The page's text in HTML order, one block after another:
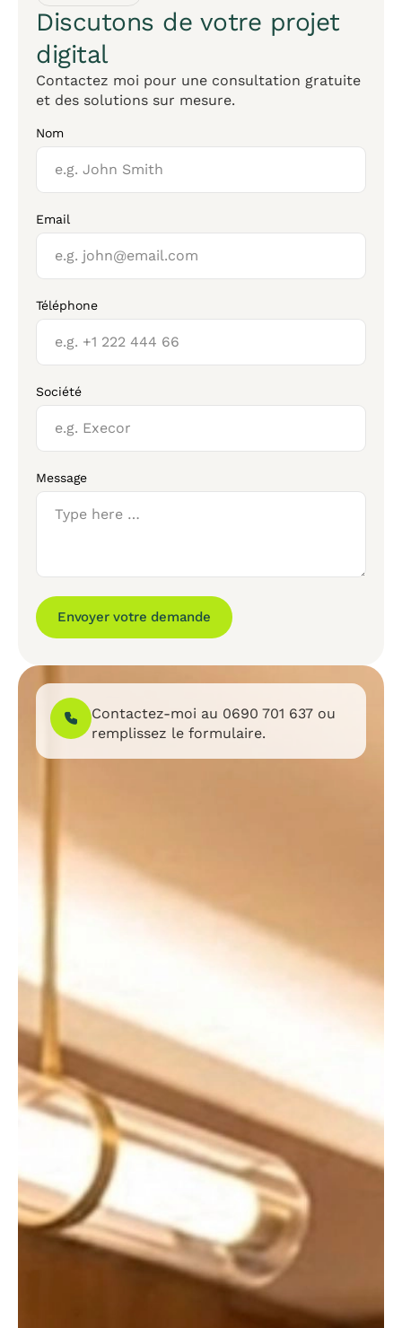
Discutons de votre projet
digital
Contactez moi pour une consultation gratuite
et des solutions sur mesure.
Nom
Email
Téléphone
Société
Message
Envoyer votre demande
Contactez-moi au 0690 701 637 ou
remplissez le formulaire.